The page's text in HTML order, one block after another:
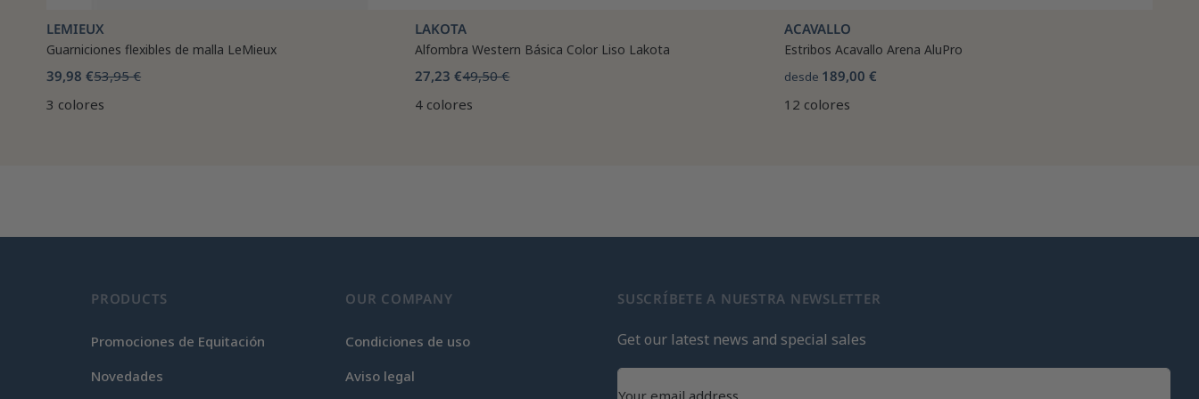
LEMIEUX
Guarniciones flexibles de malla LeMieux
39,98 €53,95 €
3 colores
LAKOTA
Alfombra Western Básica Color Liso Lakota
27,23 €49,50 €
4 colores
ACAVALLO
Estribos Acavallo Arena AluPro
desde 189,00 €
12 colores
PRODUCTS
Promociones de Equitación
Novedades
OUR COMPANY
Condiciones de uso
Aviso legal
SUSCRÍBETE A NUESTRA NEWSLETTER
Get our latest news and special sales